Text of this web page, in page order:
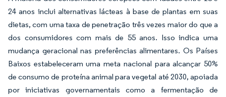
24 anos inclui alternativas lácteas à base de plantas em suas
dietas, com uma taxa de penetração três vezes maior do que a
dos consumidores com mais de 55 anos. Isso indica uma
mudança geracional nas preferências alimentares. Os Países
Baixos estabeleceram uma meta nacional para alcançar 50%
de consumo de proteína animal para vegetal até 2030, apoiada
por iniciativas governamentais como a fermentação de